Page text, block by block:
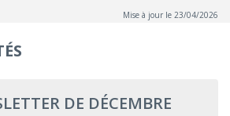
Mise à jour le 23/04/2026
DE DÉCEMBRE